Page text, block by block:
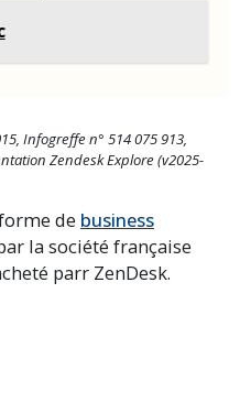
Infogreffe n° 514 075 913,
Zendesk Explore (v2025-
de business
la société française
parr ZenDesk.